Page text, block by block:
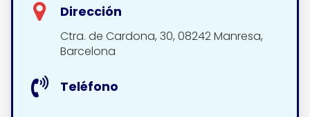
Dirección
Ctra. de Cardona, 30, 08242 Manresa,
Barcelona
Teléfono